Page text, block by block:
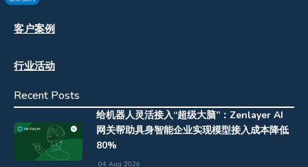
客户案例
行业活动
Recent Posts
给机器人灵活接入“超级大脑”：Zenlayer AI
网关帮助具身智能企业实现模型接入成本降低
80%
04 Aug 2026